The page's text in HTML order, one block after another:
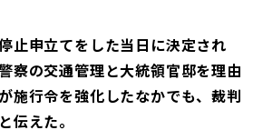
止申立てをした当日に決定され
察の交通管理と大統領官邸を理由
施行令を強化したなかでも、裁判
えた。